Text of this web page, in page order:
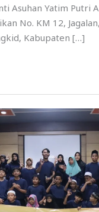
Asuhan Yatim Putri
No. KM 12,
Kabupaten […]